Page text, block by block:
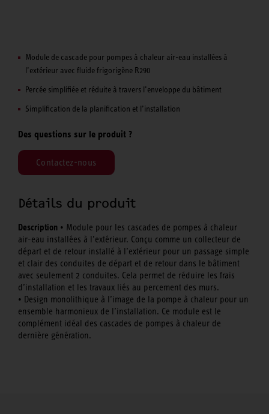
Module de cascade pour pompes à chaleur air-eau installées à
l’extérieur avec fluide frigorigène R290
Percée simplifiée et réduite à travers l’enveloppe du bâtiment
Simplification de la planification et l’installation
Des questions sur le produit ?
Contactez-nous
Détails du produit
Description • Module pour les cascades de pompes à chaleur
air-eau installées à l’extérieur. Conçu comme un collecteur de
départ et de retour installé à l’extérieur pour un passage simple
et clair des conduites de départ et de retour dans le bâtiment
avec seulement 2 conduites. Cela permet de réduire les frais
d’installation et les travaux liés au percement des murs.
• Design monolithique à l’image de la pompe à chaleur pour un
ensemble harmonieux de l’installation. Ce module est le
complément idéal des cascades de pompes à chaleur de
dernière génération.